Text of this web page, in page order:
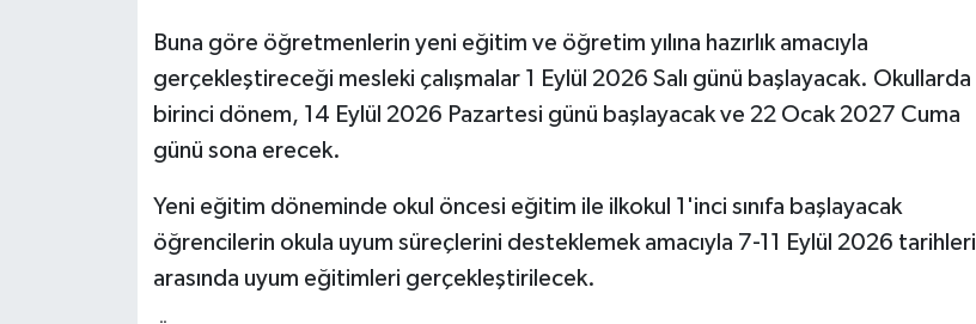
Buna göre öğretmenlerin yeni eğitim ve öğretim yılına hazırlık amacıyla
gerçekleştireceği mesleki çalışmalar 1 Eylül 2026 Salı günü başlayacak. Okullarda
birinci dönem, 14 Eylül 2026 Pazartesi günü başlayacak ve 22 Ocak 2027 Cuma
günü sona erecek.
Yeni eğitim döneminde okul öncesi eğitim ile ilkokul 1'inci sınıfa başlayacak
öğrencilerin okula uyum süreçlerini desteklemek amacıyla 7-11 Eylül 2026 tarihleri
arasında uyum eğitimleri gerçekleştirilecek.